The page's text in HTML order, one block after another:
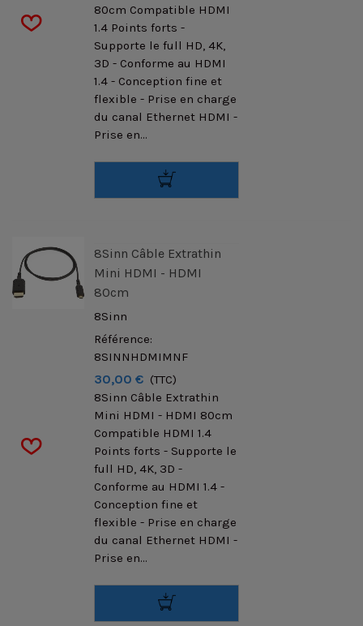
80cm Compatible HDMI
1.4 Points forts -
Supporte le full HD, 4K,
3D - Conforme au HDMI
1.4 - Conception fine et
flexible - Prise en charge
du canal Ethernet HDMI -
Prise en...
8Sinn Câble Extrathin
Mini HDMI - HDMI
80cm
8Sinn
Référence:
8SINNHDMIMNF
30,00 € (TTC)
8Sinn Câble Extrathin
Mini HDMI - HDMI 80cm
Compatible HDMI 1.4
Points forts - Supporte le
full HD, 4K, 3D -
Conforme au HDMI 1.4 -
Conception fine et
flexible - Prise en charge
du canal Ethernet HDMI -
Prise en...